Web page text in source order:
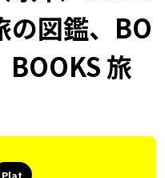
図鑑、BO
BOOKS 旅
Plat